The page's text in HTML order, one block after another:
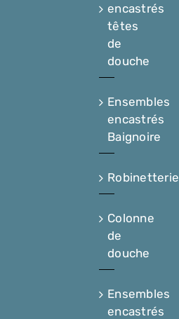
encastrés
têtes
de
douche
Ensembles
encastrés
Baignoire
Robinetterie
Colonne
de
douche
Ensembles
encastrés